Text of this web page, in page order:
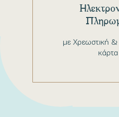
με Χρεωστική &
κάρτα